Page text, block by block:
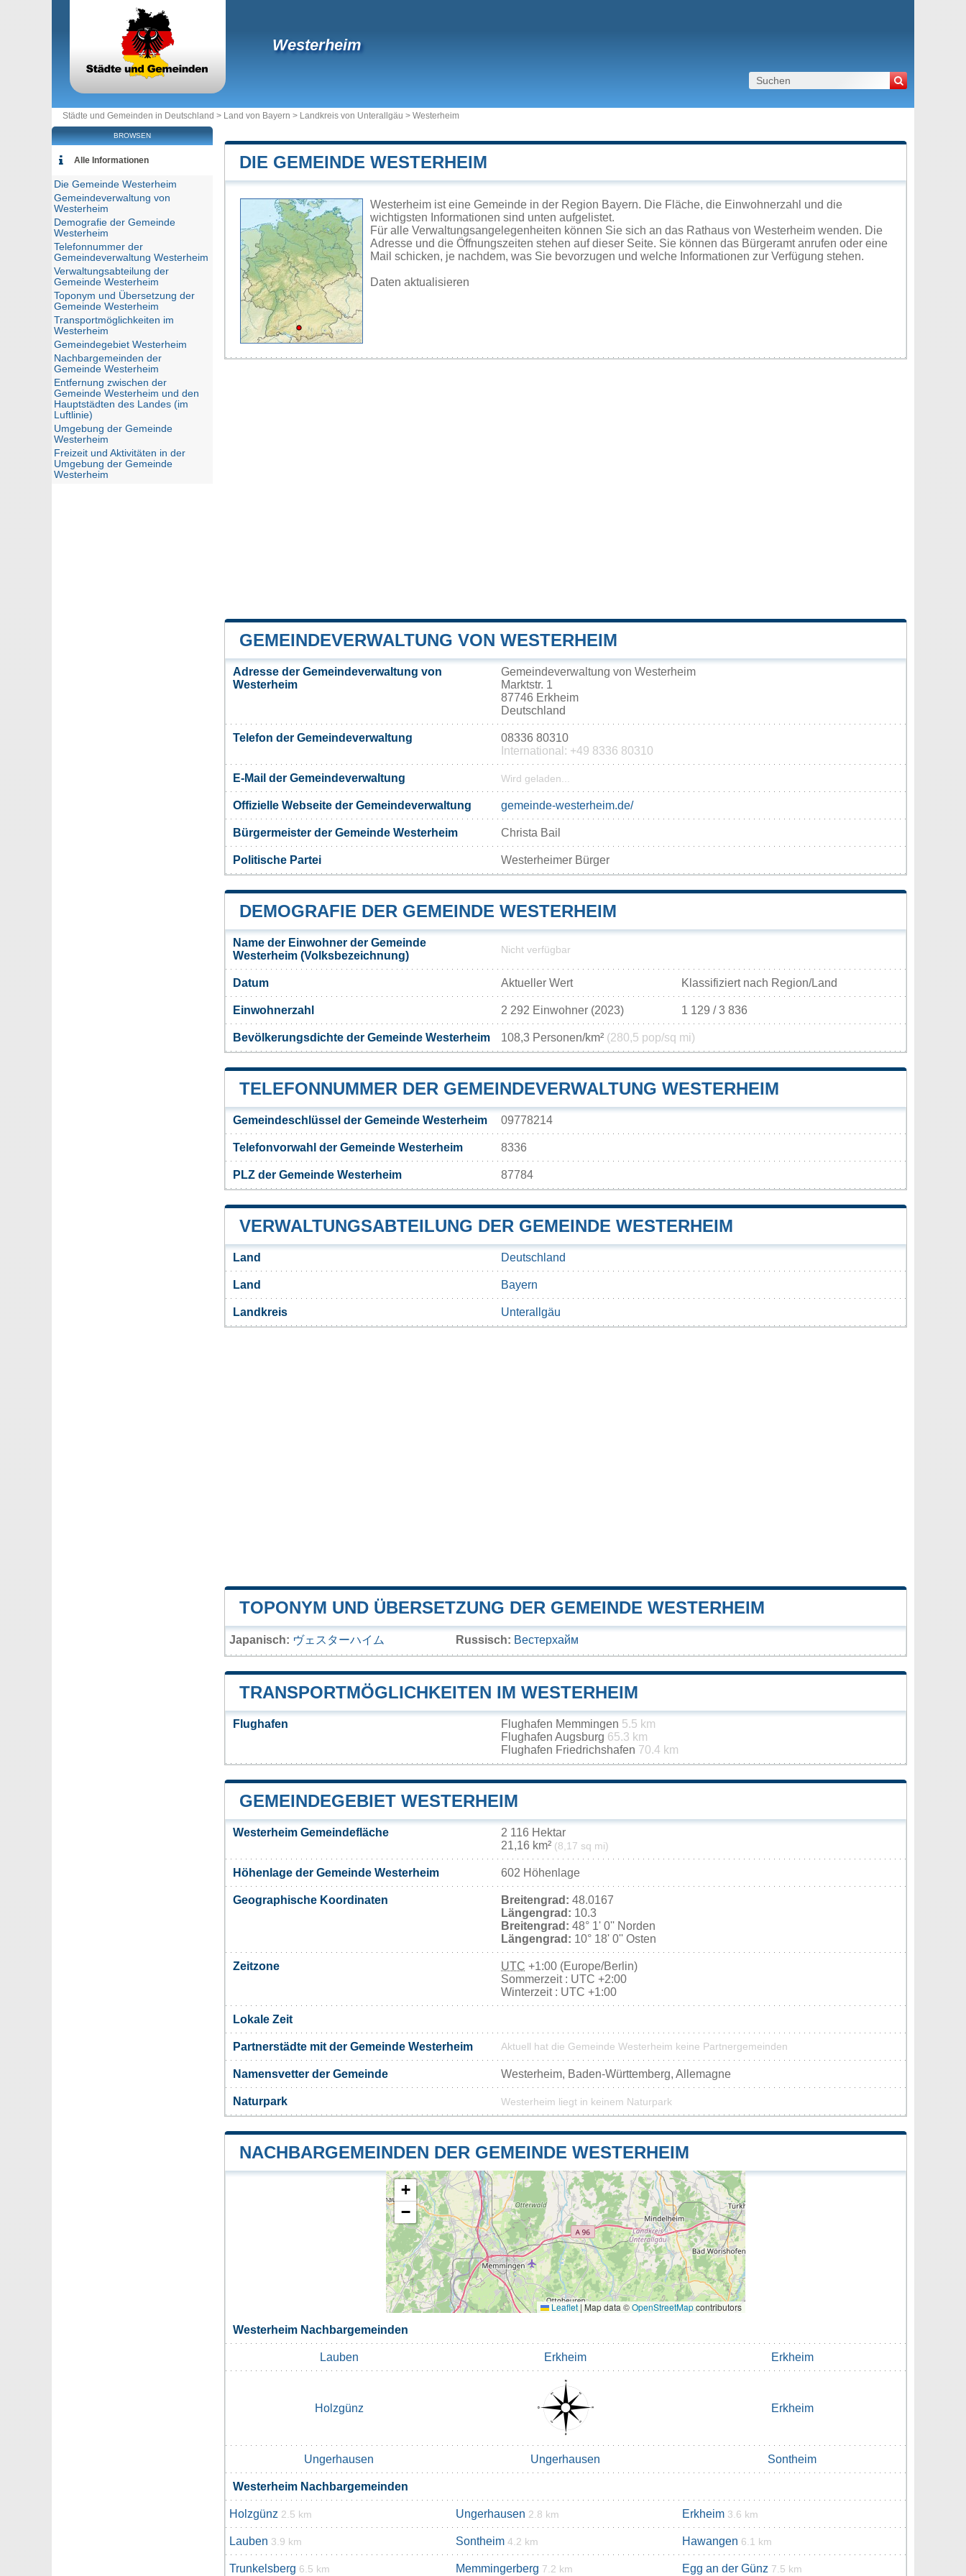
Westerheim
Städte und Gemeinden in Deutschland > Land von Bayern > Landkreis von Unterallgäu > Westerheim
DIE GEMEINDE WESTERHEIM
Westerheim ist eine Gemeinde in der Region Bayern. Die Fläche, die Einwohnerzahl und die
wichtigsten Informationen sind unten aufgelistet.
Für alle Verwaltungsangelegenheiten können Sie sich an das Rathaus von Westerheim wenden. Die
Adresse und die Öffnungszeiten stehen auf dieser Seite. Sie können das Bürgeramt anrufen oder eine
Mail schicken, je nachdem, was Sie bevorzugen und welche Informationen zur Verfügung stehen.
Daten aktualisieren
GEMEINDEVERWALTUNG VON WESTERHEIM
Adresse der Gemeindeverwaltung von
Westerheim
Gemeindeverwaltung von Westerheim
Marktstr. 1
87746 Erkheim
Deutschland
Telefon der Gemeindeverwaltung
08336 80310
International: +49 8336 80310
E-Mail der Gemeindeverwaltung Wird geladen...
Offizielle Webseite der Gemeindeverwaltung gemeinde-westerheim.de/
Bürgermeister der Gemeinde Westerheim Christa Bail
Politische Partei Westerheimer Bürger
DEMOGRAFIE DER GEMEINDE WESTERHEIM
Name der Einwohner der Gemeinde
Westerheim (Volksbezeichnung)
Nicht verfügbar
Datum Aktueller Wert Klassifiziert nach Region/Land
Einwohnerzahl 2 292 Einwohner (2023) 1 129 / 3 836
Bevölkerungsdichte der Gemeinde Westerheim 108,3 Personen/km² (280,5 pop/sq mi)
TELEFONNUMMER DER GEMEINDEVERWALTUNG WESTERHEIM
Gemeindeschlüssel der Gemeinde Westerheim 09778214
Telefonvorwahl der Gemeinde Westerheim 8336
PLZ der Gemeinde Westerheim 87784
VERWALTUNGSABTEILUNG DER GEMEINDE WESTERHEIM
Land Deutschland
Land Bayern
Landkreis Unterallgäu
TOPONYM UND ÜBERSETZUNG DER GEMEINDE WESTERHEIM
Japanisch: ヴェスターハイム Russisch: Вестерхайм
TRANSPORTMÖGLICHKEITEN IM WESTERHEIM
Flughafen Flughafen Memmingen 5.5 km
Flughafen Augsburg 65.3 km
Flughafen Friedrichshafen 70.4 km
GEMEINDEGEBIET WESTERHEIM
Westerheim Gemeindefläche
2 116 Hektar
21,16 km² (8,17 sq mi)
Höhenlage der Gemeinde Westerheim 602 Höhenlage
Geographische Koordinaten Breitengrad: 48.0167
Längengrad: 10.3
Breitengrad: 48° 1' 0'' Norden
Längengrad: 10° 18' 0'' Osten
Zeitzone UTC +1:00 (Europe/Berlin)
Sommerzeit : UTC +2:00
Winterzeit : UTC +1:00
Lokale Zeit
Partnerstädte mit der Gemeinde Westerheim Aktuell hat die Gemeinde Westerheim keine Partnergemeinden
Namensvetter der Gemeinde Westerheim, Baden-Württemberg, Allemagne
Naturpark Westerheim liegt in keinem Naturpark
NACHBARGEMEINDEN DER GEMEINDE WESTERHEIM
+
−
Leaflet |Map data ©OpenStreetMapcontributors
Westerheim Nachbargemeinden
Lauben Erkheim Erkheim
Holzgünz Erkheim
Ungerhausen Ungerhausen Sontheim
Westerheim Nachbargemeinden
Holzgünz 2.5 km Ungerhausen 2.8 km Erkheim 3.6 km
Lauben 3.9 km Sontheim 4.2 km Hawangen 6.1 km
Trunkelsberg 6.5 km Memmingerberg 7.2 km Egg an der Günz 7.5 km
BROWSEN
Alle Informationen
Die Gemeinde Westerheim
Gemeindeverwaltung von
Westerheim
Demografie der Gemeinde
Westerheim
Telefonnummer der
Gemeindeverwaltung Westerheim
Verwaltungsabteilung der
Gemeinde Westerheim
Toponym und Übersetzung der
Gemeinde Westerheim
Transportmöglichkeiten im
Westerheim
Gemeindegebiet Westerheim
Nachbargemeinden der
Gemeinde Westerheim
Entfernung zwischen der
Gemeinde Westerheim und den
Hauptstädten des Landes (im
Luftlinie)
Umgebung der Gemeinde
Westerheim
Freizeit und Aktivitäten in der
Umgebung der Gemeinde
Westerheim